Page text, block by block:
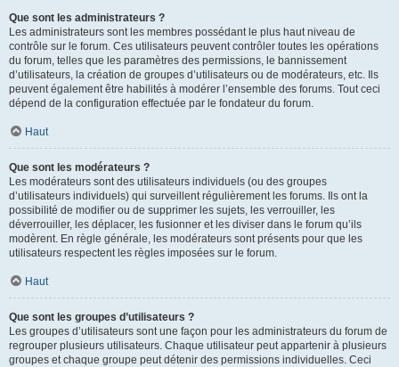
Que sont les administrateurs ?
Les administrateurs sont les membres possédant le plus haut niveau de
contrôle sur le forum. Ces utilisateurs peuvent contrôler toutes les opérations
du forum, telles que les paramètres des permissions, le bannissement
d’utilisateurs, la création de groupes d’utilisateurs ou de modérateurs, etc. Ils
peuvent également être habilités à modérer l’ensemble des forums. Tout ceci
dépend de la configuration effectuée par le fondateur du forum.
Haut
Que sont les modérateurs ?
Les modérateurs sont des utilisateurs individuels (ou des groupes
d’utilisateurs individuels) qui surveillent régulièrement les forums. Ils ont la
possibilité de modifier ou de supprimer les sujets, les verrouiller, les
déverrouiller, les déplacer, les fusionner et les diviser dans le forum qu’ils
modèrent. En règle générale, les modérateurs sont présents pour que les
utilisateurs respectent les règles imposées sur le forum.
Haut
Que sont les groupes d’utilisateurs ?
Les groupes d’utilisateurs sont une façon pour les administrateurs du forum de
regrouper plusieurs utilisateurs. Chaque utilisateur peut appartenir à plusieurs
groupes et chaque groupe peut détenir des permissions individuelles. Ceci